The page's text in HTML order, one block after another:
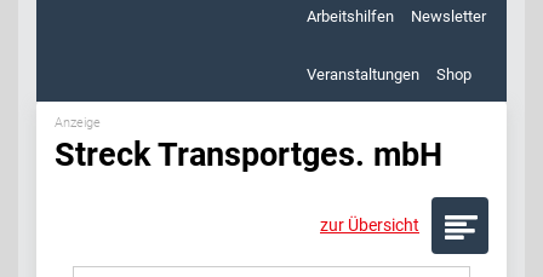
Arbeitshilfen Newsletter
Veranstaltungen Shop
Anzeige
Streck Transportges. mbH
zur Übersicht